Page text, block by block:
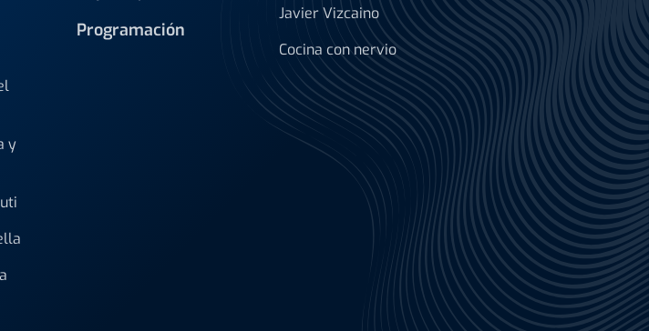
y
Programación
Javier Vizcaino
Cocina con nervio